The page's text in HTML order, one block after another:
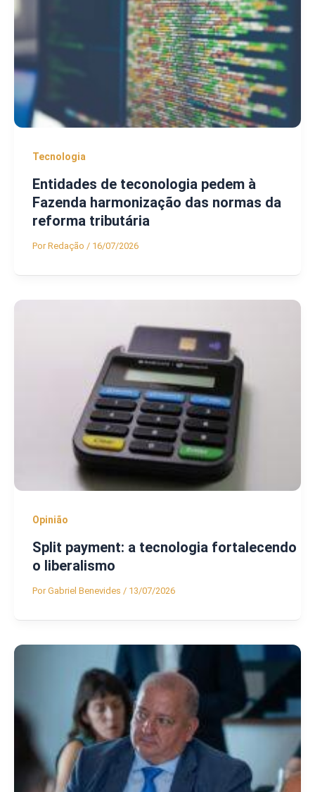
Tecnologia
Entidades de teconologia pedem à
Fazenda harmonização das normas da
reforma tributária
PorRedação / 16/07/2026
Opinião
Split payment: a tecnologia fortalecendo
o liberalismo
PorGabriel Benevides / 13/07/2026